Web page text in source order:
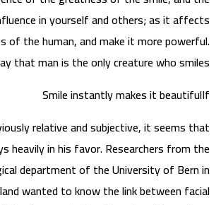
in yourself and others; as it affects
of the human, and make it more powerful.
that man is the only creature who smiles.
Smile instantly makes it beautifulIf
relative and subjective, it seems that
heavily in his favor. Researchers from the
department of the University of Bern in
wanted to know the link between facial